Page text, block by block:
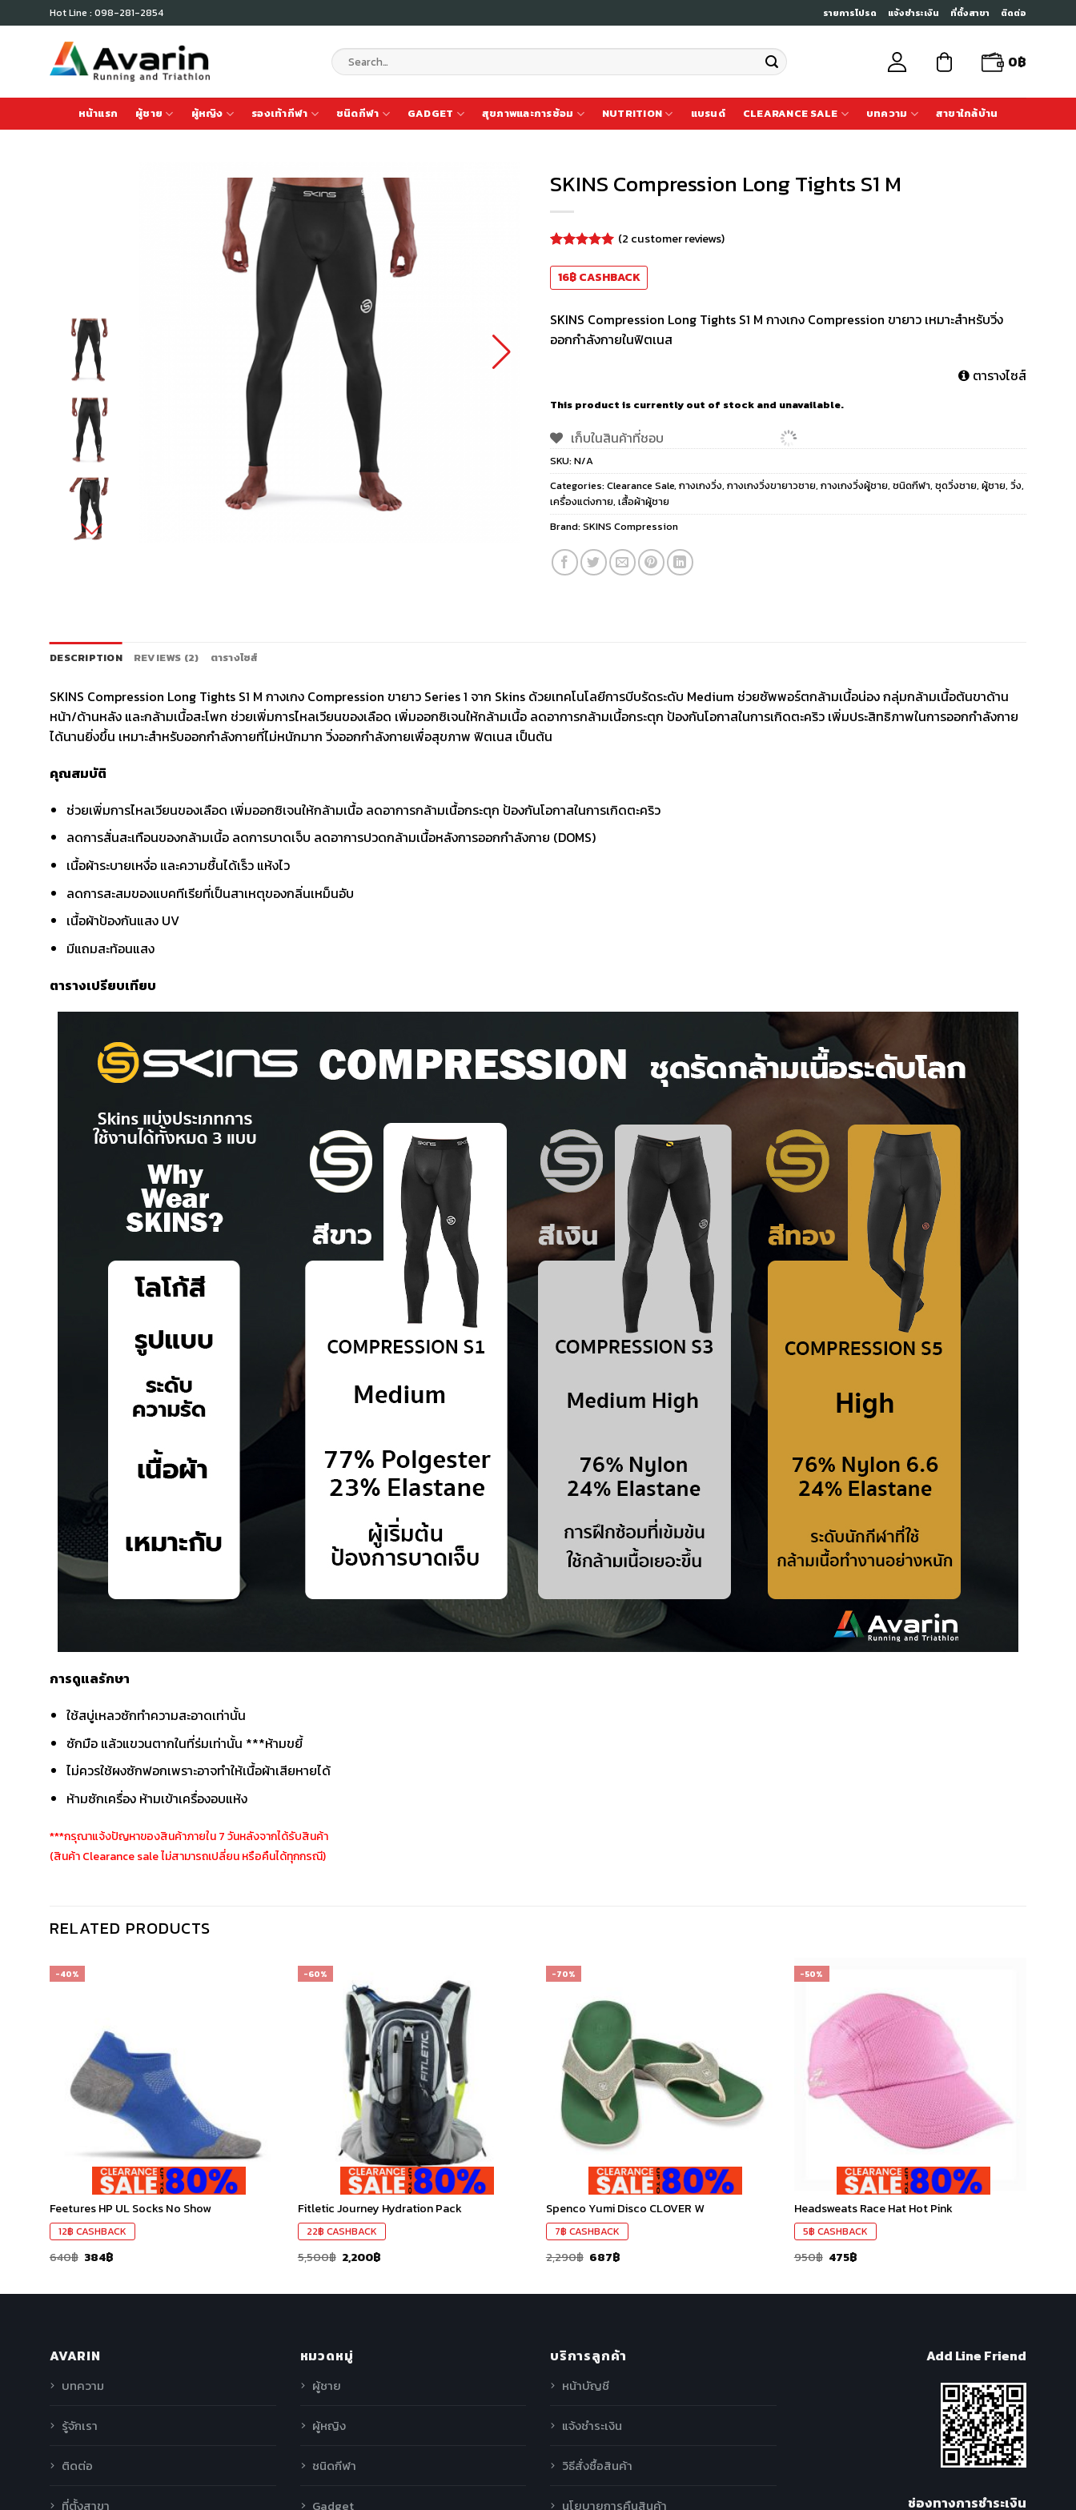
to
Hot Line : 098-281-2854 รายการโปรด แจ้งชำระเงิน ที่ตั้งสาขา ติดต่อ
Search
for:
0฿
หน้าแรก ผู้ชาย ผู้หญิง รองเท้ากีฬา ชนิดกีฬา GADGET สุขภาพและการซ้อม NUTRITION แบรนด์ CLEARANCE SALE บทความ สาขาใกล้บ้าน
SKINS Compression Long Tights S1 M
out of 5
based on
(2 customer reviews)
16฿CASHBACK
SKINS Compression Long Tights S1 M กางเกง Compression ขายาว เหมาะสำหรับวิ่ง
ออกกำลังกายในฟิตเนส
ตารางไซส์
This product is currently out of stock and unavailable.
เก็บในสินค้าที่ชอบ
SKU:N/A
Categories:Clearance Sale, กางเกงวิ่ง, กางเกงวิ่งขายาวชาย, กางเกงวิ่งผู้ชาย, ชนิดกีฬา, ชุดวิ่งชาย, ผู้ชาย, วิ่ง,
เครื่องแต่งกาย, เสื้อผ้าผู้ชาย
Brand:SKINS Compression
DESCRIPTION REVIEWS (2) ตารางไซส์
SKINS Compression Long Tights S1 M กางเกง Compression ขายาว Series 1 จาก Skins ด้วยเทคโนโลยีการบีบรัดระดับ Medium ช่วยซัพพอร์ตกล้ามเนื้อน่อง กลุ่มกล้ามเนื้อต้นขาด้าน
หน้า/ด้านหลัง และกล้ามเนื้อสะโพก ช่วยเพิ่มการไหลเวียนของเลือด เพิ่มออกซิเจนให้กล้ามเนื้อ ลดอาการกล้ามเนื้อกระตุก ป้องกันโอกาสในการเกิดตะคริว เพิ่มประสิทธิภาพในการออกกำลังกาย
ได้นานยิ่งขึ้น เหมาะสำหรับออกกำลังกายที่ไม่หนักมาก วิ่งออกกำลังกายเพื่อสุขภาพ ฟิตเนส เป็นต้น
คุณสมบัติ
ช่วยเพิ่มการไหลเวียนของเลือด เพิ่มออกซิเจนให้กล้ามเนื้อ ลดอาการกล้ามเนื้อกระตุก ป้องกันโอกาสในการเกิดตะคริว
ลดการสั่นสะเทือนของกล้ามเนื้อ ลดการบาดเจ็บ ลดอาการปวดกล้ามเนื้อหลังการออกกำลังกาย (DOMS)
เนื้อผ้าระบายเหงื่อ และความชื้นได้เร็ว แห้งไว
ลดการสะสมของแบคทีเรียที่เป็นสาเหตุของกลิ่นเหม็นอับ
เนื้อผ้าป้องกันแสง UV
มีแถมสะท้อนแสง
ตารางเปรียบเทียบ
การดูแลรักษา
ใช้สบู่เหลวซักทำความสะอาดเท่านั้น
ซักมือ แล้วแขวนตากในที่ร่มเท่านั้น ***ห้ามขยี้
ไม่ควรใช้ผงซักฟอกเพราะอาจทำให้เนื้อผ้าเสียหายได้
ห้ามซักเครื่อง ห้ามเข้าเครื่องอบแห้ง
***กรุณาแจ้งปัญหาของสินค้าภายใน 7 วันหลังจากได้รับสินค้า
(สินค้า Clearance sale ไม่สามารถเปลี่ยน หรือคืนได้ทุกกรณี)
RELATED PRODUCTS
-40%
Feetures HP UL Socks No Show
12฿ CASHBACK
640฿ 384฿
-60%
Fitletic Journey Hydration Pack
22฿ CASHBACK
5,500฿ 2,200฿
-70%
Spenco Yumi Disco CLOVER W
7฿ CASHBACK
2,290฿ 687฿
-50%
Headsweats Race Hat Hot Pink
5฿ CASHBACK
950฿ 475฿
AVARIN
บทความ
รู้จักเรา
ติดต่อ
ที่ตั้งสาขา
หมวดหมู่
ผู้ชาย
ผู้หญิง
ชนิดกีฬา
Gadget
บริการลูกค้า
หน้าบัญชี
แจ้งชำระเงิน
วิธีสั่งซื้อสินค้า
นโยบายการคืนสินค้า
Add Line Friend
ช่องทางการชำระเงิน